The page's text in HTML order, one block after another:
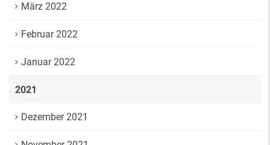
März 2022
Februar 2022
Januar 2022
2021
Dezember 2021